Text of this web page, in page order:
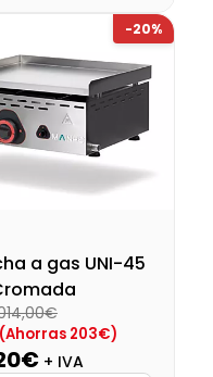
Cargando…
final (+21%)
4418,44 €
-20%
a gas UNI-45
203€)
+ IVA